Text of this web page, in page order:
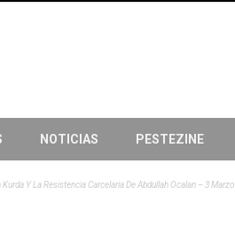
NOTICIAS PESTEZINE
Y La Resistencia Carcelaria De Abdullah Ocalan – 3 Marzo